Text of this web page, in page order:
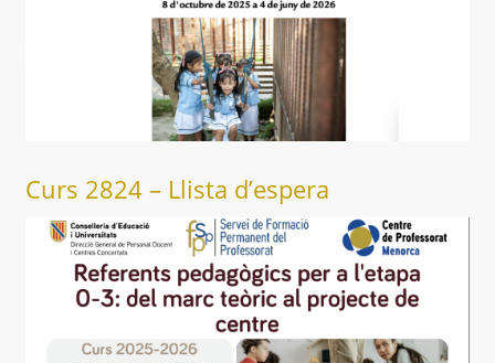
Curs 2824 – Llista d’espera